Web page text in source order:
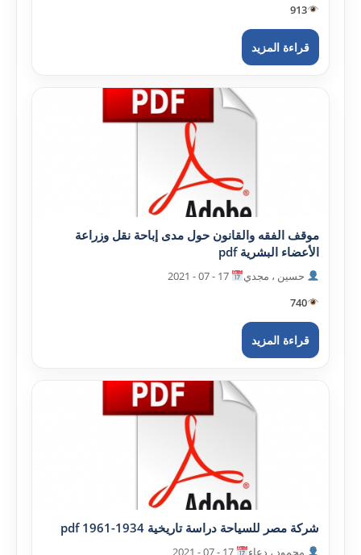
913
قراءة المزيد
موقف الفقه والقانون حول مدى إباحة نقل وزراعة
الأعضاء البشرية pdf
حسين ، مجدي
740
قراءة المزيد
شرکة مصر للسياحة دراسة تاريخية 1934-1961 pdf
محمود ، دعاء